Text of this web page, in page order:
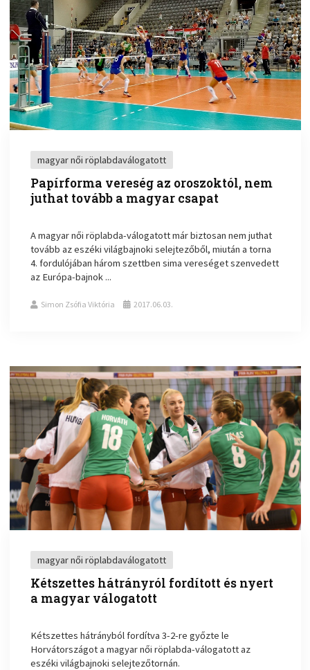
magyar női röplabdaválogatott
Papírforma vereség az oroszoktól, nem
juthat tovább a magyar csapat
A magyar női röplabda-válogatott már biztosan nem juthat
tovább az eszéki világbajnoki selejtezőből, miután a torna
4. fordulójában három szettben sima vereséget szenvedett
az Európa-bajnok ...
Simon Zsófia Viktória 2017.06.03.
magyar női röplabdaválogatott
Kétszettes hátrányról fordított és nyert
a magyar válogatott
Kétszettes hátrányból fordítva 3-2-re győzte le
Horvátországot a magyar női röplabda-válogatott az
eszéki világbajnoki selejtezőtornán.